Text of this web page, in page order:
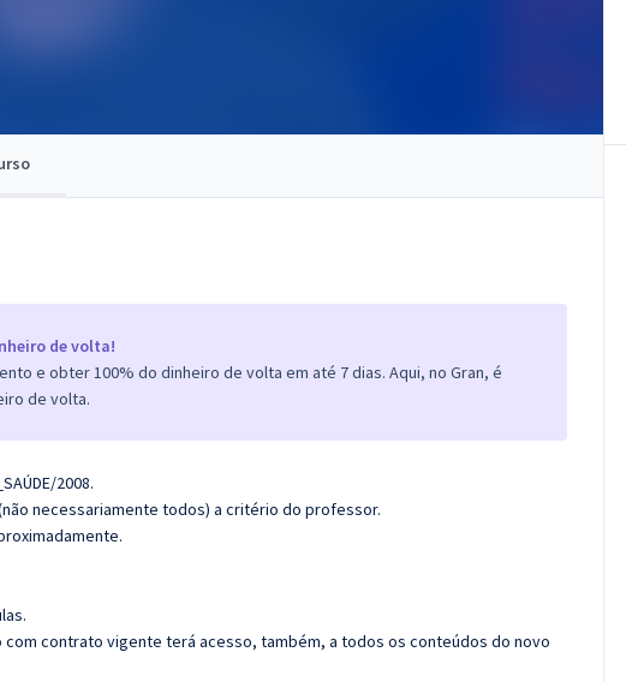
de volta!
e obter 100% do dinheiro de volta em até 7 dias. Aqui, no Gran, é
de volta.
2008.
necessariamente todos) a critério do professor.
com contrato vigente terá acesso, também, a todos os conteúdos do novo